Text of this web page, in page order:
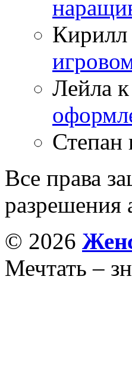
Кирилл
Лейла
Степан
Все права
разрешения
© 2026
Мечтать –